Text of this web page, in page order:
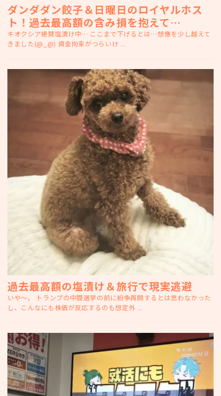
ダンダダン餃子＆日曜日のロイヤルホス
ト！過去最高額の含み損を抱えて…
キオクシア絶賛塩漬け中… ここまで下げるとは…想像を少し越えて
きました(@_@) 資金拘束がつらいけ ...
過去最高額の塩漬け＆旅行で現実逃避
いや～。 トランプの中間選挙の前に紛争再開するとは思わなかった
し、こんなにも株価が反応するのも想定外 ...